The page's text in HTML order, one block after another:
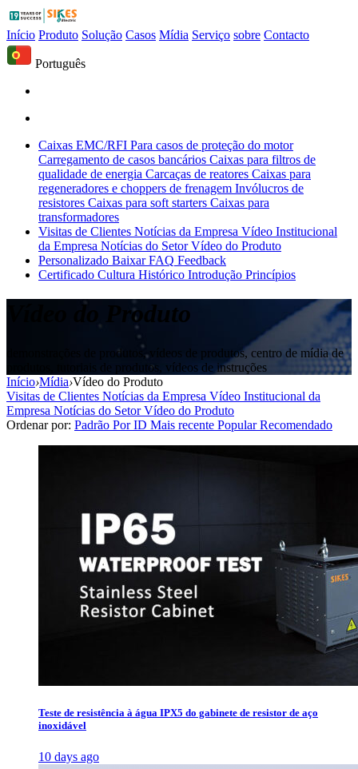
Início Produto Solução Casos Mídia Serviço sobre Contacto
Português
Caixas EMC/RFI Para casos de proteção do motor
Carregamento de casos bancários Caixas para filtros de
qualidade de energia Carcaças de reatores Caixas para
regeneradores e choppers de frenagem Invólucros de
resistores Caixas para soft starters Caixas para
transformadores
Visitas de Clientes Notícias da Empresa Vídeo Institucional
da Empresa Notícias do Setor Vídeo do Produto
Personalizado Baixar FAQ Feedback
Certificado Cultura Histórico Introdução Princípios
Vídeo do Produto
demonstrações de produtos, vídeos de produtos, centro de mídia de
produtos, tutoriais de produtos, vídeos de instruções
Início›Mídia›Vídeo do Produto
Visitas de Clientes Notícias da Empresa Vídeo Institucional da
Empresa Notícias do SetorVídeo do Produto
Ordenar por: Padrão Por ID Mais recente PopularRecomendado
Teste de resistência à água IPX5 do gabinete de resistor de aço
inoxidável
10 days ago